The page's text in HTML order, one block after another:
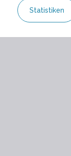
Statistiken